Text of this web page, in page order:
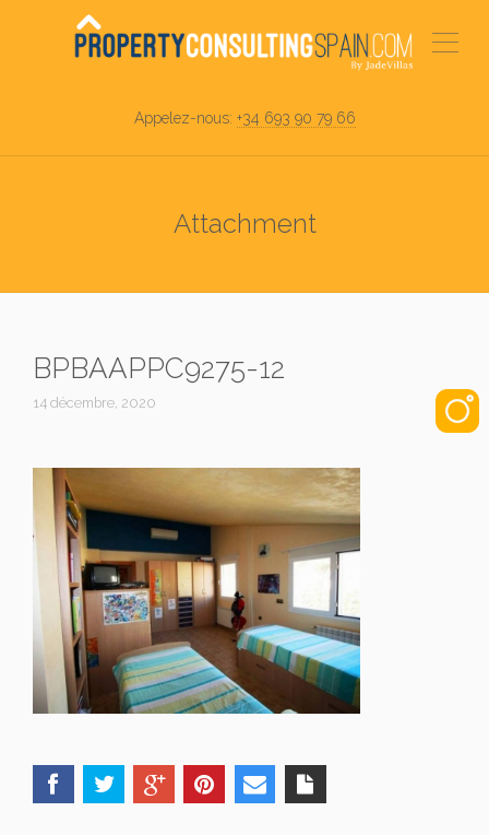
Appelez-nous: +34 693 90 79 66
Attachment
BPBAAPPC9275-12
14 décembre, 2020